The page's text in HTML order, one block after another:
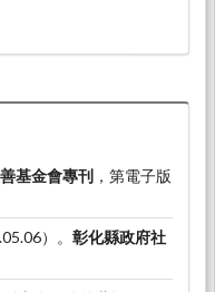
基金會專刊 ，第電子版
）。 彰化縣政府社